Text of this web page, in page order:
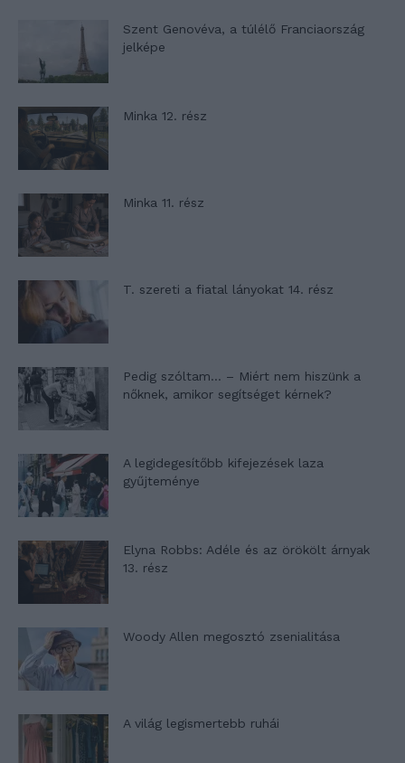
Szent Genovéva, a túlélő Franciaország
jelképe
Minka 12. rész
Minka 11. rész
T. szereti a fiatal lányokat 14. rész
Pedig szóltam… – Miért nem hiszünk a
nőknek, amikor segítséget kérnek?
A legidegesítőbb kifejezések laza
gyűjteménye
Elyna Robbs: Adéle és az örökölt árnyak
13. rész
Woody Allen megosztó zsenialitása
A világ legismertebb ruhái